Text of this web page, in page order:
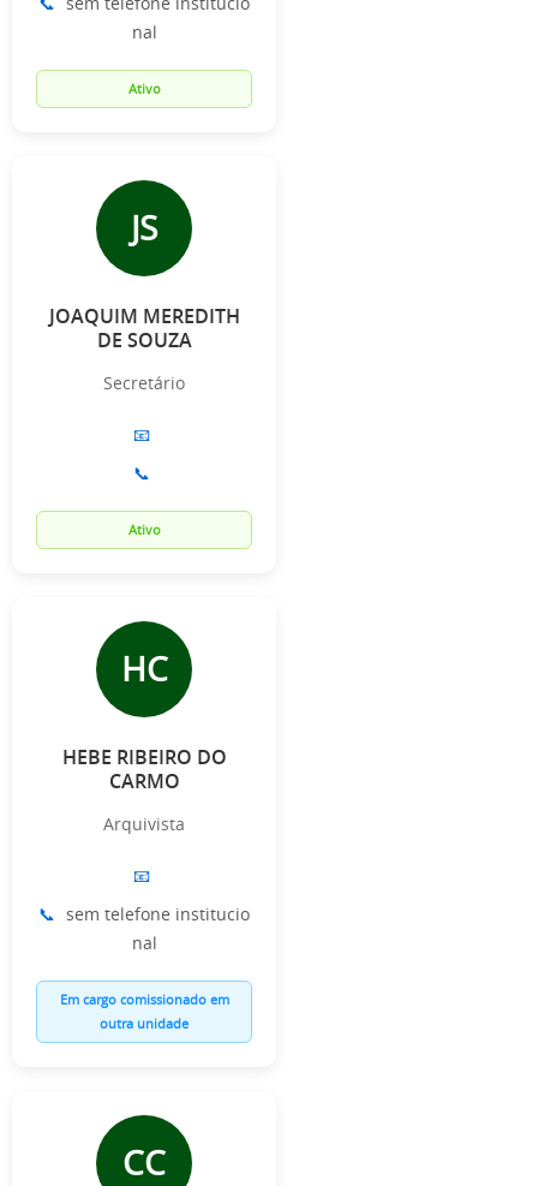
nal
Ativo
JS
JOAQUIM MEREDITH
DE SOUZA
Secretário
📧
📞
Ativo
HC
HEBE RIBEIRO DO
CARMO
Arquivista
📧
📞 sem telefone institucio
nal
Em cargo comissionado em
outra unidade
CC